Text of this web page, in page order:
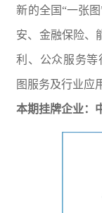
新的全国“一张
安、金融保险、
利、公众服务等
图服务及行业应
本期挂牌企业：